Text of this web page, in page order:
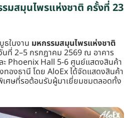
มสมุนไพรแห่งชาติ ครั้งที่ 23
ธในงาน มหกรรมสมุนไพรแห่งชาติ
นที่ 2–5 กรกฎาคม 2569 ณ อาคาร
Phoenix Hall 5-6 ศูนย์แสดงสินค้า
ทองธานี โดย AloEx ได้จัดแสดงสินค้า
ศษที่รอต้อนรับผู้มาเยี่ยมชมตลอดทั้ง